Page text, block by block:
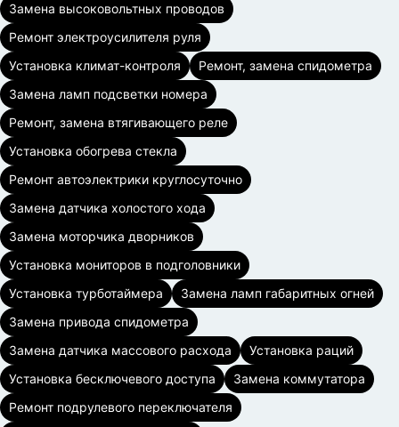
Замена высоковольтных проводов
Ремонт электроусилителя руля
Установка климат-контроля
Ремонт, замена спидометра
Замена ламп подсветки номера
Ремонт, замена втягивающего реле
Установка обогрева стекла
Ремонт автоэлектрики круглосуточно
Замена датчика холостого хода
Замена моторчика дворников
Установка мониторов в подголовники
Установка турботаймера
Замена ламп габаритных огней
Замена привода спидометра
Замена датчика массового расхода
Установка раций
Установка бесключевого доступа
Замена коммутатора
Ремонт подрулевого переключателя